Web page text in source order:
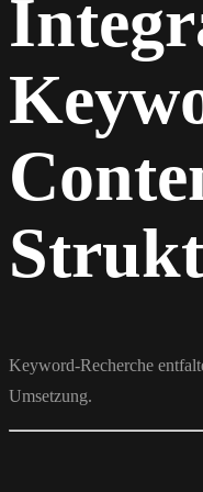
Keyword-Recherche
Umsetzung.